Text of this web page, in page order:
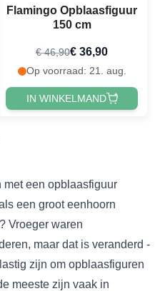
Flamingo Opblaasfiguur
150 cm
€ 46,90€ 36,90
Op voorraad: 21. aug.
IN WINKELMAND
met een opblaasfiguur
een grooteenhoorn
Vroeger waren
maar dat is veranderd -
zijn om opblaasfiguren
meeste zijn vaak in